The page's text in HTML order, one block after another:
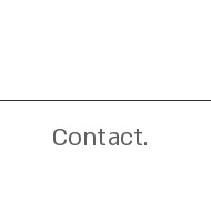
Contact.